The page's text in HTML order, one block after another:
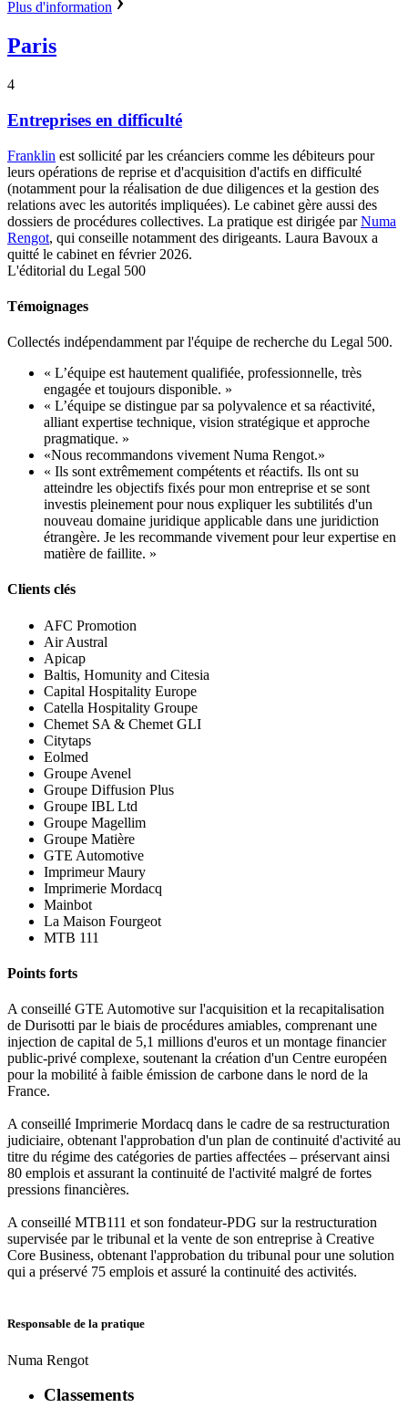
Plus d'information
Paris
4
Entreprises en difficulté
Franklin est sollicité par les créanciers comme les débiteurs pour
leurs opérations de reprise et d'acquisition d'actifs en difficulté
(notamment pour la réalisation de due diligences et la gestion des
relations avec les autorités impliquées). Le cabinet gère aussi des
dossiers de procédures collectives. La pratique est dirigée parNuma
Rengot, qui conseille notamment des dirigeants. Laura Bavoux a
quitté le cabinet en février 2026.
L'éditorial du Legal 500
Témoignages
Collectés indépendamment par l'équipe de recherche du Legal 500.
« L’équipe est hautement qualifiée, professionnelle, très
engagée et toujours disponible. »
« L’équipe se distingue par sa polyvalence et sa réactivité,
alliant expertise technique, vision stratégique et approche
pragmatique. »
«Nous recommandons vivement Numa Rengot.»
« Ils sont extrêmement compétents et réactifs. Ils ont su
atteindre les objectifs fixés pour mon entreprise et se sont
investis pleinement pour nous expliquer les subtilités d'un
nouveau domaine juridique applicable dans une juridiction
étrangère. Je les recommande vivement pour leur expertise en
matière de faillite. »
Clients clés
AFC Promotion
Air Austral
Apicap
Baltis, Homunity and Citesia
Capital Hospitality Europe
Catella Hospitality Groupe
Chemet SA & Chemet GLI
Citytaps
Eolmed
Groupe Avenel
Groupe Diffusion Plus
Groupe IBL Ltd
Groupe Magellim
Groupe Matière
GTE Automotive
Imprimeur Maury
Imprimerie Mordacq
Mainbot
La Maison Fourgeot
MTB 111
Points forts
A conseillé GTE Automotive sur l'acquisition et la recapitalisation
de Durisotti par le biais de procédures amiables, comprenant une
injection de capital de 5,1 millions d'euros et un montage financier
public-privé complexe, soutenant la création d'un Centre européen
pour la mobilité à faible émission de carbone dans le nord de la
France.
A conseillé Imprimerie Mordacq dans le cadre de sa restructuration
judiciaire, obtenant l'approbation d'un plan de continuité d'activité au
titre du régime des catégories de parties affectées – préservant ainsi
80 emplois et assurant la continuité de l'activité malgré de fortes
pressions financières.
A conseillé MTB111 et son fondateur-PDG sur la restructuration
supervisée par le tribunal et la vente de son entreprise à Creative
Core Business, obtenant l'approbation du tribunal pour une solution
qui a préservé 75 emplois et assuré la continuité des activités.
Responsable de la pratique
Numa Rengot
Classements